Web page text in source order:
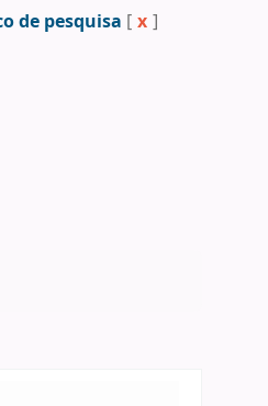
de pesquisa [ x ]